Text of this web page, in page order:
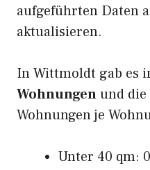
aufgeführten Daten
aktualisieren.
In Wittmoldt gab es
Wohnungenund die
Wohnungen je
Unter 40 qm: